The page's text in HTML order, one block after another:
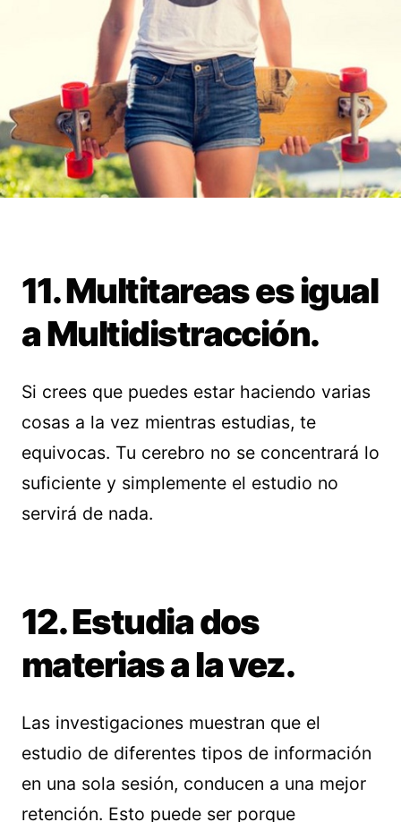
11. Multitareas es igual
a Multidistracción.
Si crees que puedes estar haciendo varias
cosas a la vez mientras estudias, te
equivocas. Tu cerebro no se concentrará lo
suficiente y simplemente el estudio no
servirá de nada.
12. Estudia dos
materias a la vez.
Las investigaciones muestran que el
estudio de diferentes tipos de información
en una sola sesión, conducen a una mejor
retención. Esto puede ser porque